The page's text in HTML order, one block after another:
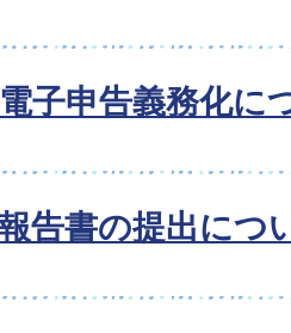
子申告義務化に
告書の提出につ